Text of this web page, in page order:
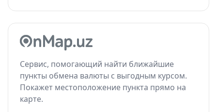
Сервис, помогающий найти ближайшие
пункты обмена валюты с выгодным курсом.
Покажет местоположение пункта прямо на
карте.